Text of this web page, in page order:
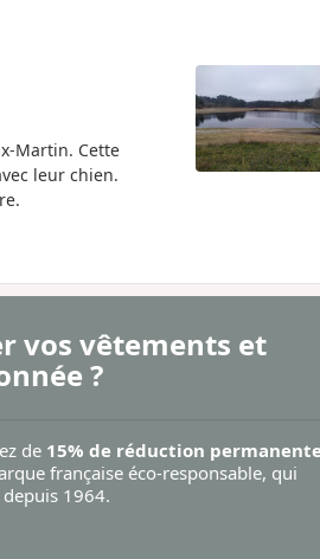
Martin. Cette
leur chien.
vos vêtements et
?
de 15% de réduction permanente
française éco-responsable, qui
1964.